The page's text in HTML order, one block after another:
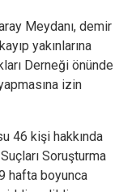
Meydanı, demir
yakınlarına
Derneği önünde
izin
46 kişi hakkında
Soruşturma
hafta boyunca